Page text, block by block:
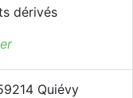
dérivés
Quiévy